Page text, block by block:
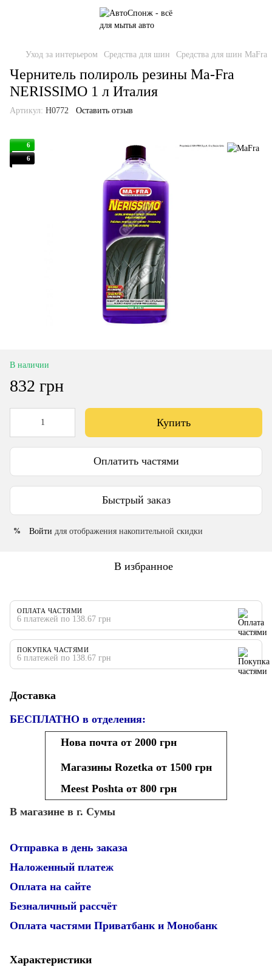
Уход за интерьером Средства для шин Средства для шин MaFra
Чернитель полироль резины Ma-Fra
NERISSIMO 1 л Италия
Артикул: H0772 Оставить отзыв
6
6
В наличии
832 грн
Купить
Оплатить частями
Быстрый заказ
% Войти для отображения накопительной скидки
В избранное
ОПЛАТА ЧАСТЯМИ
6 платежей по 138.67 грн
ПОКУПКА ЧАСТЯМИ
6 платежей по 138.67 грн
Доставка
БЕСПЛАТНО в отделения:
Нова почта от 2000 грн
Магазины Rozetka от 1500 грн
Meest Poshta от 800 грн
В магазине в г. Сумы
Отправка в день заказа
Наложенный платеж
Оплата на сайте
Безналичный рассчёт
Оплата частями Приватбанк и Монобанк
Характеристики